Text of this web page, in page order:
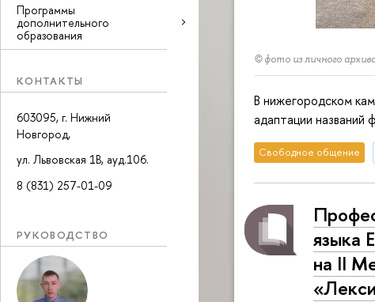
Программы
дополнительного
образования
КОНТАКТЫ
603095, г. Нижний
Новгород,
ул. Львовская 1В, ауд.106.
8 (831) 257-01-09
РУКОВОДСТВО
© фото из личного
В нижегородском
адаптации названий
Свободное общение
языка
на II